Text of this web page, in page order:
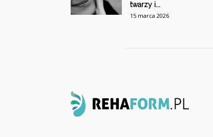
twarzy i...
15 marca 2026